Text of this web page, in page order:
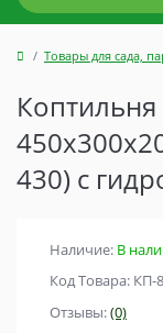
Товары для сада,
430) с
Наличие: В
Код Товара: КП-8
Отзывы:(0)